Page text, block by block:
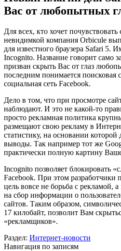
Вас от любопытных
Для всех, кто хочет почувствовать
невидимкой компания Orbicule
для известного браузера Safari 5.
Incognito. Название говорит само
призван скрыть Вас от глаз
последним понимается поисковая
социальная сеть Facebook.
Дело в том, что при просмотре
наблюдают. И это не какой-то
просто рекламная политика
размещают свою рекламу в
статистику, на основании
выводы. Так например тот же
практически полную картину
Incognito позволяет блокировать
Facebook. При этом разработчики
цель вовсе не борьба с рекламой,
на сбор информации о
сайтов. Таким образом,
17 килобайт, позволит Вам
«рекламщиков».
Раздел: Интернет-новости
Навигация по записям